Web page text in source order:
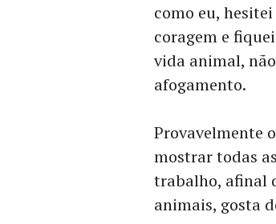
como eu,
coragem e
vida animal,
afogamento.
Provavelmente
mostrar todas
trabalho, afinal
animais, gosta